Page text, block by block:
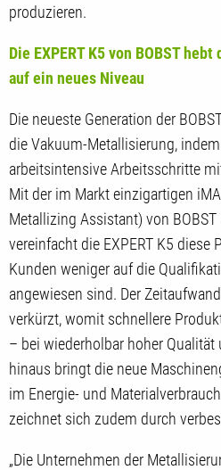
produzieren.
Die EXPERT K5 von BOBST
auf ein neues Niveau
Die neueste Generation der
die Vakuum-Metallisierung,
arbeitsintensive Arbeitsschritte
Mit der im Markt einzigartigen
Metallizing Assistant) von
vereinfacht die EXPERT K5 diese
Kunden weniger auf die
angewiesen sind. Der
verkürzt, womit schnellere
– bei wiederholbar hoher
hinaus bringt die neue
im Energie- und
zeichnet sich zudem durch
„Die Unternehmen der